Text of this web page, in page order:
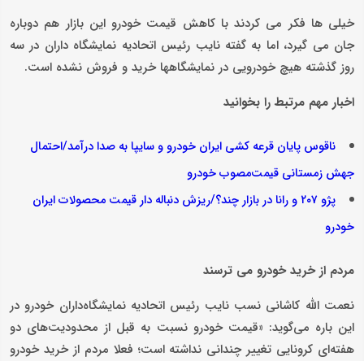
خیلی ها فکر می کردند با کاهش قیمت خودرو این بازار هم دوباره
جان می گیرد، اما به گفته نایب رئیس اتحادیه نمایشگاه داران در سه
روز گذشته هیچ خودرویی در نمایشگاهها خرید و فروش نشده است.
اخبار مهم مرتبط را بخوانید
ناقوس پایان قرعه کشی ایران خودرو و سایپا به صدا درآمد/احتمال
جهش زمستانی قیمت‌مصوب خودرو
پژو ۲۰۷ و رانا در بازار چند؟/ریزش دنباله دار قیمت محصولات ایران
خودرو
مردم از خرید خودرو می ترسند
نعمت الله کاشانی نسب نایب رئیس اتحادیه نمایشگاه‌داران خودرو در
این باره می‌گوید: «قیمت خودرو نسبت به قبل از محدودیت‌های دو
هفته‌ای کرونایی تغییر چندانی نداشته است؛ فعلا مردم از خرید خودرو